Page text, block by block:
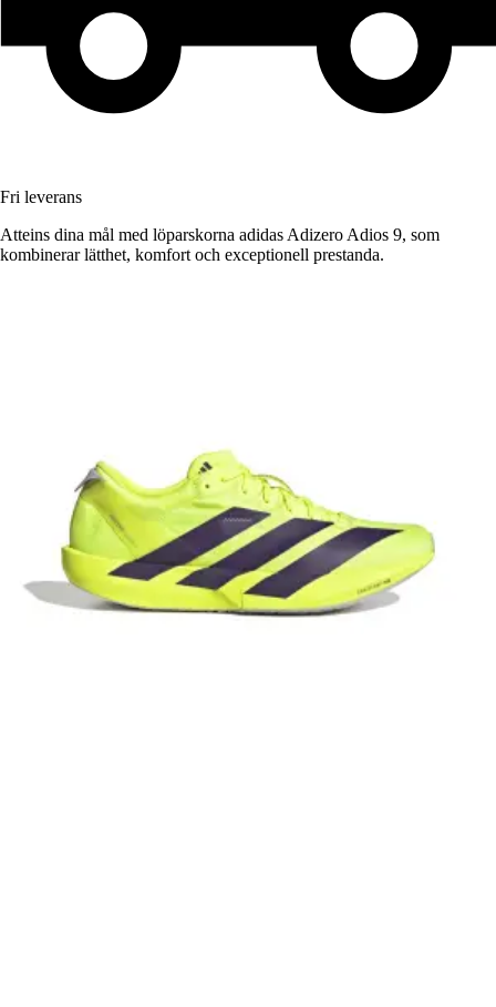
Fri leverans
Atteins dina mål med löparskorna adidas Adizero Adios 9, som
kombinerar lätthet, komfort och exceptionell prestanda.